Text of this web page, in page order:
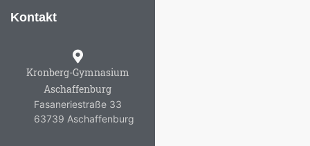
Kontakt
Kronberg-Gymnasium
Aschaffenburg
Fasaneriestraße 33
63739 Aschaffenburg